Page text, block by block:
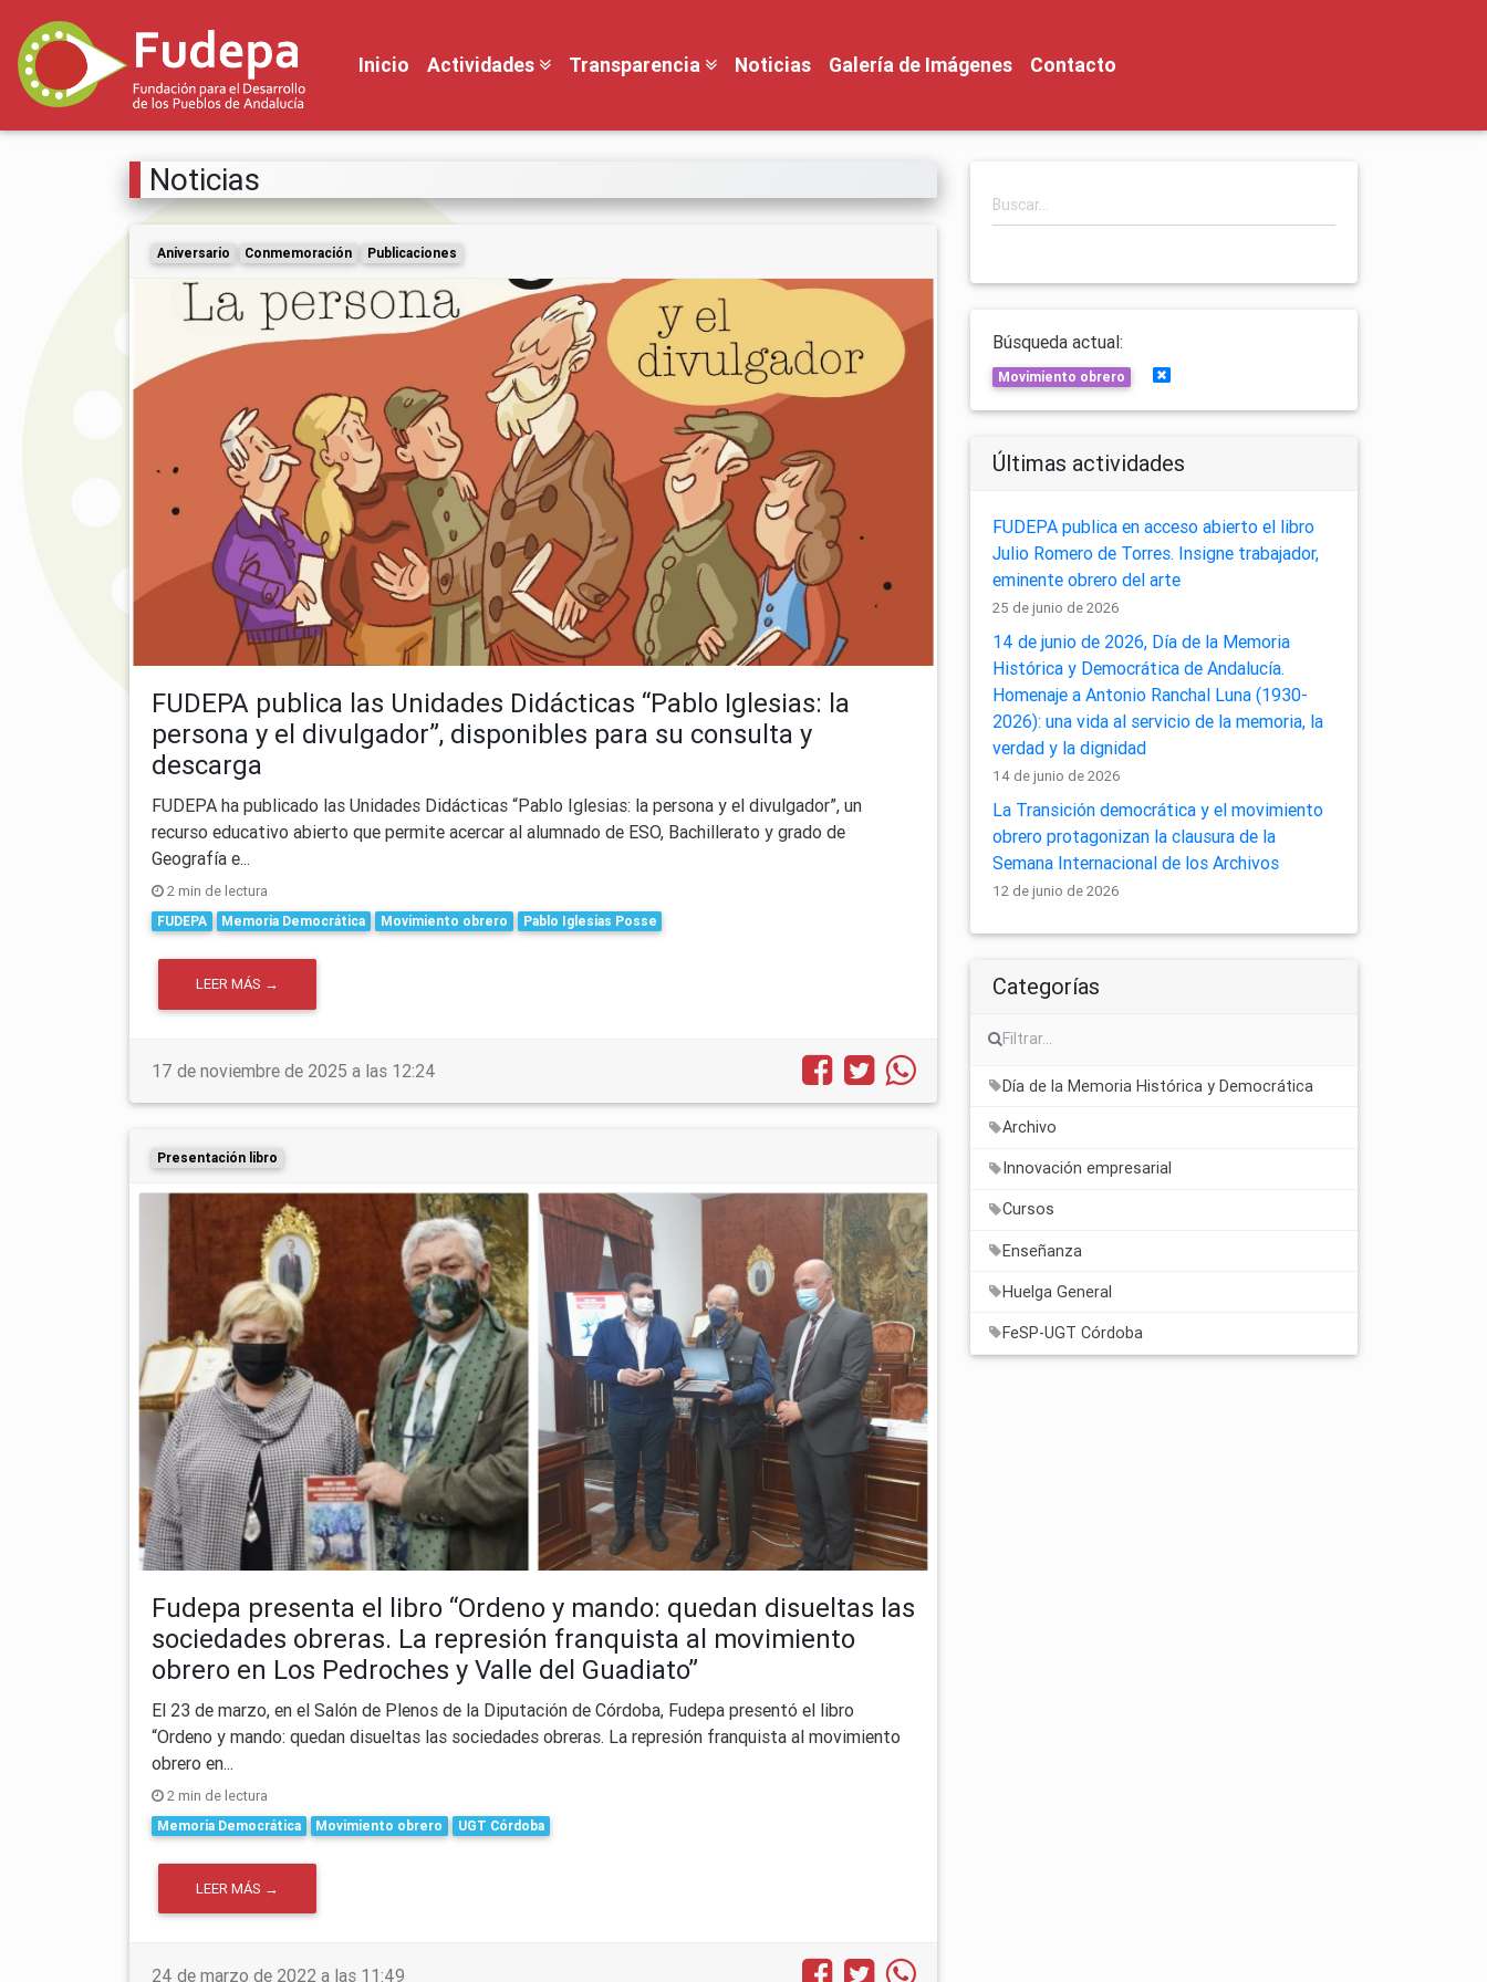
Inicio Actividades Transparencia Noticias Galería de Imágenes Contacto
Noticias
Aniversario Conmemoración Publicaciones
FUDEPA publica las Unidades Didácticas “Pablo Iglesias: la
persona y el divulgador”, disponibles para su consulta y
descarga
FUDEPA ha publicado las Unidades Didácticas “Pablo Iglesias: la persona y el divulgador”, un
recurso educativo abierto que permite acercar al alumnado de ESO, Bachillerato y grado de
Geografía e...
2 min de lectura
FUDEPA Memoria Democrática Movimiento obrero Pablo Iglesias Posse
LEER MÁS →
17 de noviembre de 2025 a las 12:24
Presentación libro
Fudepa presenta el libro “Ordeno y mando: quedan disueltas las
sociedades obreras. La represión franquista al movimiento
obrero en Los Pedroches y Valle del Guadiato”
El 23 de marzo, en el Salón de Plenos de la Diputación de Córdoba, Fudepa presentó el libro
“Ordeno y mando: quedan disueltas las sociedades obreras. La represión franquista al movimiento
obrero en...
2 min de lectura
Memoria Democrática Movimiento obrero UGT Córdoba
LEER MÁS →
24 de marzo de 2022 a las 11:49
Búsqueda actual:
Movimiento obrero Limpiar búsquedas
Últimas actividades
FUDEPA publica en acceso abierto el libro
Julio Romero de Torres. Insigne trabajador,
eminente obrero del arte
25 de junio de 2026
14 de junio de 2026, Día de la Memoria
Histórica y Democrática de Andalucía.
Homenaje a Antonio Ranchal Luna (1930-
2026): una vida al servicio de la memoria, la
verdad y la dignidad
14 de junio de 2026
La Transición democrática y el movimiento
obrero protagonizan la clausura de la
Semana Internacional de los Archivos
12 de junio de 2026
Categorías
Día de la Memoria Histórica y Democrática
Archivo
Innovación empresarial
Cursos
Enseñanza
Huelga General
FeSP-UGT Córdoba